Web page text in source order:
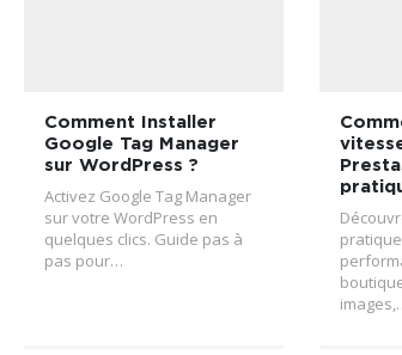
Comment Installer
Google Tag Manager
sur WordPress ?
Activez Google Tag Manager
sur votre WordPress en
quelques clics. Guide pas à
pas pour…